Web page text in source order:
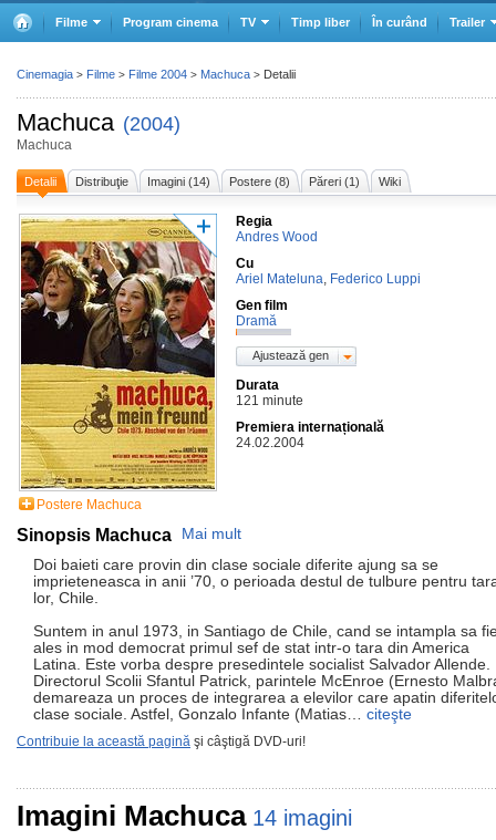
Filme Program cinema TV Timp liber În curând Trailer
Machuca (2004)
Machuca
Detalii Distribuţie Imagini (14) Postere (8) Păreri (1) Wiki
Postere Machuca
Regia
Andres Wood
Cu
Ariel Mateluna, Federico Luppi
Gen film
Dramă
Ajustează gen
Durata
121 minute
Premiera internațională
24.02.2004
Sinopsis Machuca
Mai mult
Doi baieti care provin din clase sociale diferite ajung sa se
imprieteneasca in anii ’70, o perioada destul de tulbure pentru
lor, Chile.
Suntem in anul 1973, in Santiago de Chile, cand se intampla sa
ales in mod democrat primul sef de stat intr-o tara din America
Latina. Este vorba despre presedintele socialist Salvador Allende.
Directorul Scolii Sfantul Patrick, parintele McEnroe (Ernesto
demareaza un proces de integrarea a elevilor care apatin
clase sociale. Astfel, Gonzalo Infante (Matias… citeşte
Contribuie la această pagină şi câştigă DVD-uri!
Imagini Machuca 14 imagini
Cinemagia > Filme > Filme 2004 > Machuca > Detalii